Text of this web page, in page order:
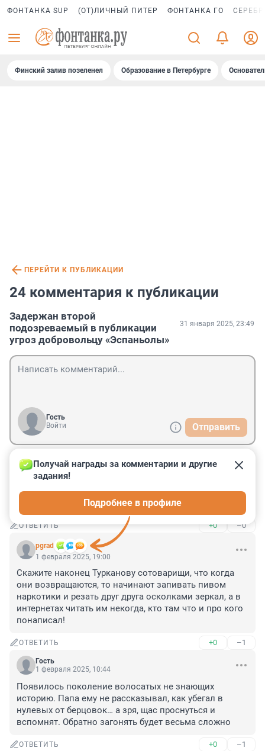
ФОНТАНКА SUP (ОТ)ЛИЧНЫЙ ПИТЕР ФОНТАНКА ГО
Финский залив позеленел Образование в Петербурге
ПЕРЕЙТИ К ПУБЛИКАЦИИ
24 комментария к публикации
Задержан второй
подозреваемый в публикации
угроз добровольцу «Эспаньолы»
31 января 2025, 23:49
Гость
Войти
Отправить
Гость
1 февраля 2025, 21:46
Откуда грозный тюменский бабуин? Доморощенный
или завезенный кишлачник?
ОТВЕТИТЬ +0 –0
pgrad
Получай награды за комментарии и другие
задания!
Подробнее в профиле
1 февраля 2025, 19:00
Скажите наконец Турканову сотоварищи, что когда
они возвращаются, то начинают запивать пивом
наркотики и резать друг друга осколками зеркал, а в
интернетах читать им некогда, кто там что и про кого
понаписал!
ОТВЕТИТЬ +0 –1
Гость
1 февраля 2025, 10:44
Появилось поколение волосатых не знающих
историю. Папа ему не рассказывал, как убегал в
нулевых от берцовок… а зря, щас проснуться и
вспомнят. Обратно загонять будет весьма сложно
ОТВЕТИТЬ +0 –1